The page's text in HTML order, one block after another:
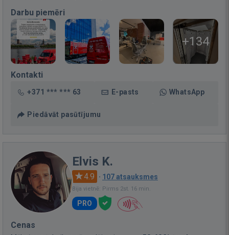
Darbu piemēri
+134
Kontakti
+371 *** *** 63 E-pasts WhatsApp
Piedāvāt pasūtījumu
Elvis K.
4.9 · 107 atsauksmes
Bija vietnē: Pirms 2st. 16 min.
PRO
Cenas